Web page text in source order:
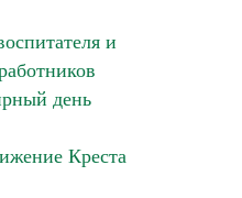
и
день
Креста